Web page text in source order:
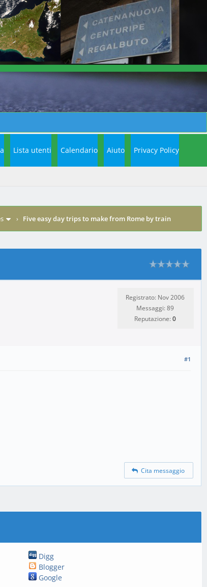
Lista utenti Calendario Aiuto Privacy Policy
› Five easy day trips to make from Rome by train
Registrato: Nov 2006
Messaggi: 89
Reputazione: 0
#1
Cita messaggio
Digg
Blogger
Google